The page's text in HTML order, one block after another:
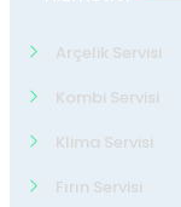
Arçelik Servisi
Kombi Servisi
Klima Servisi
Fırın Servisi